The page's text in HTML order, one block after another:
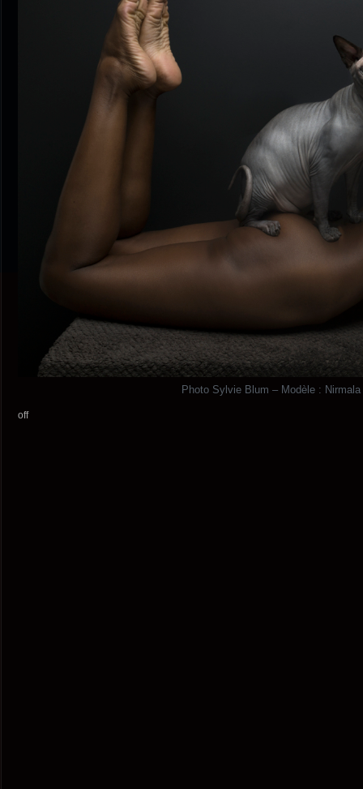
Photo Sylvie Blum – Modèle : Nirmala
off